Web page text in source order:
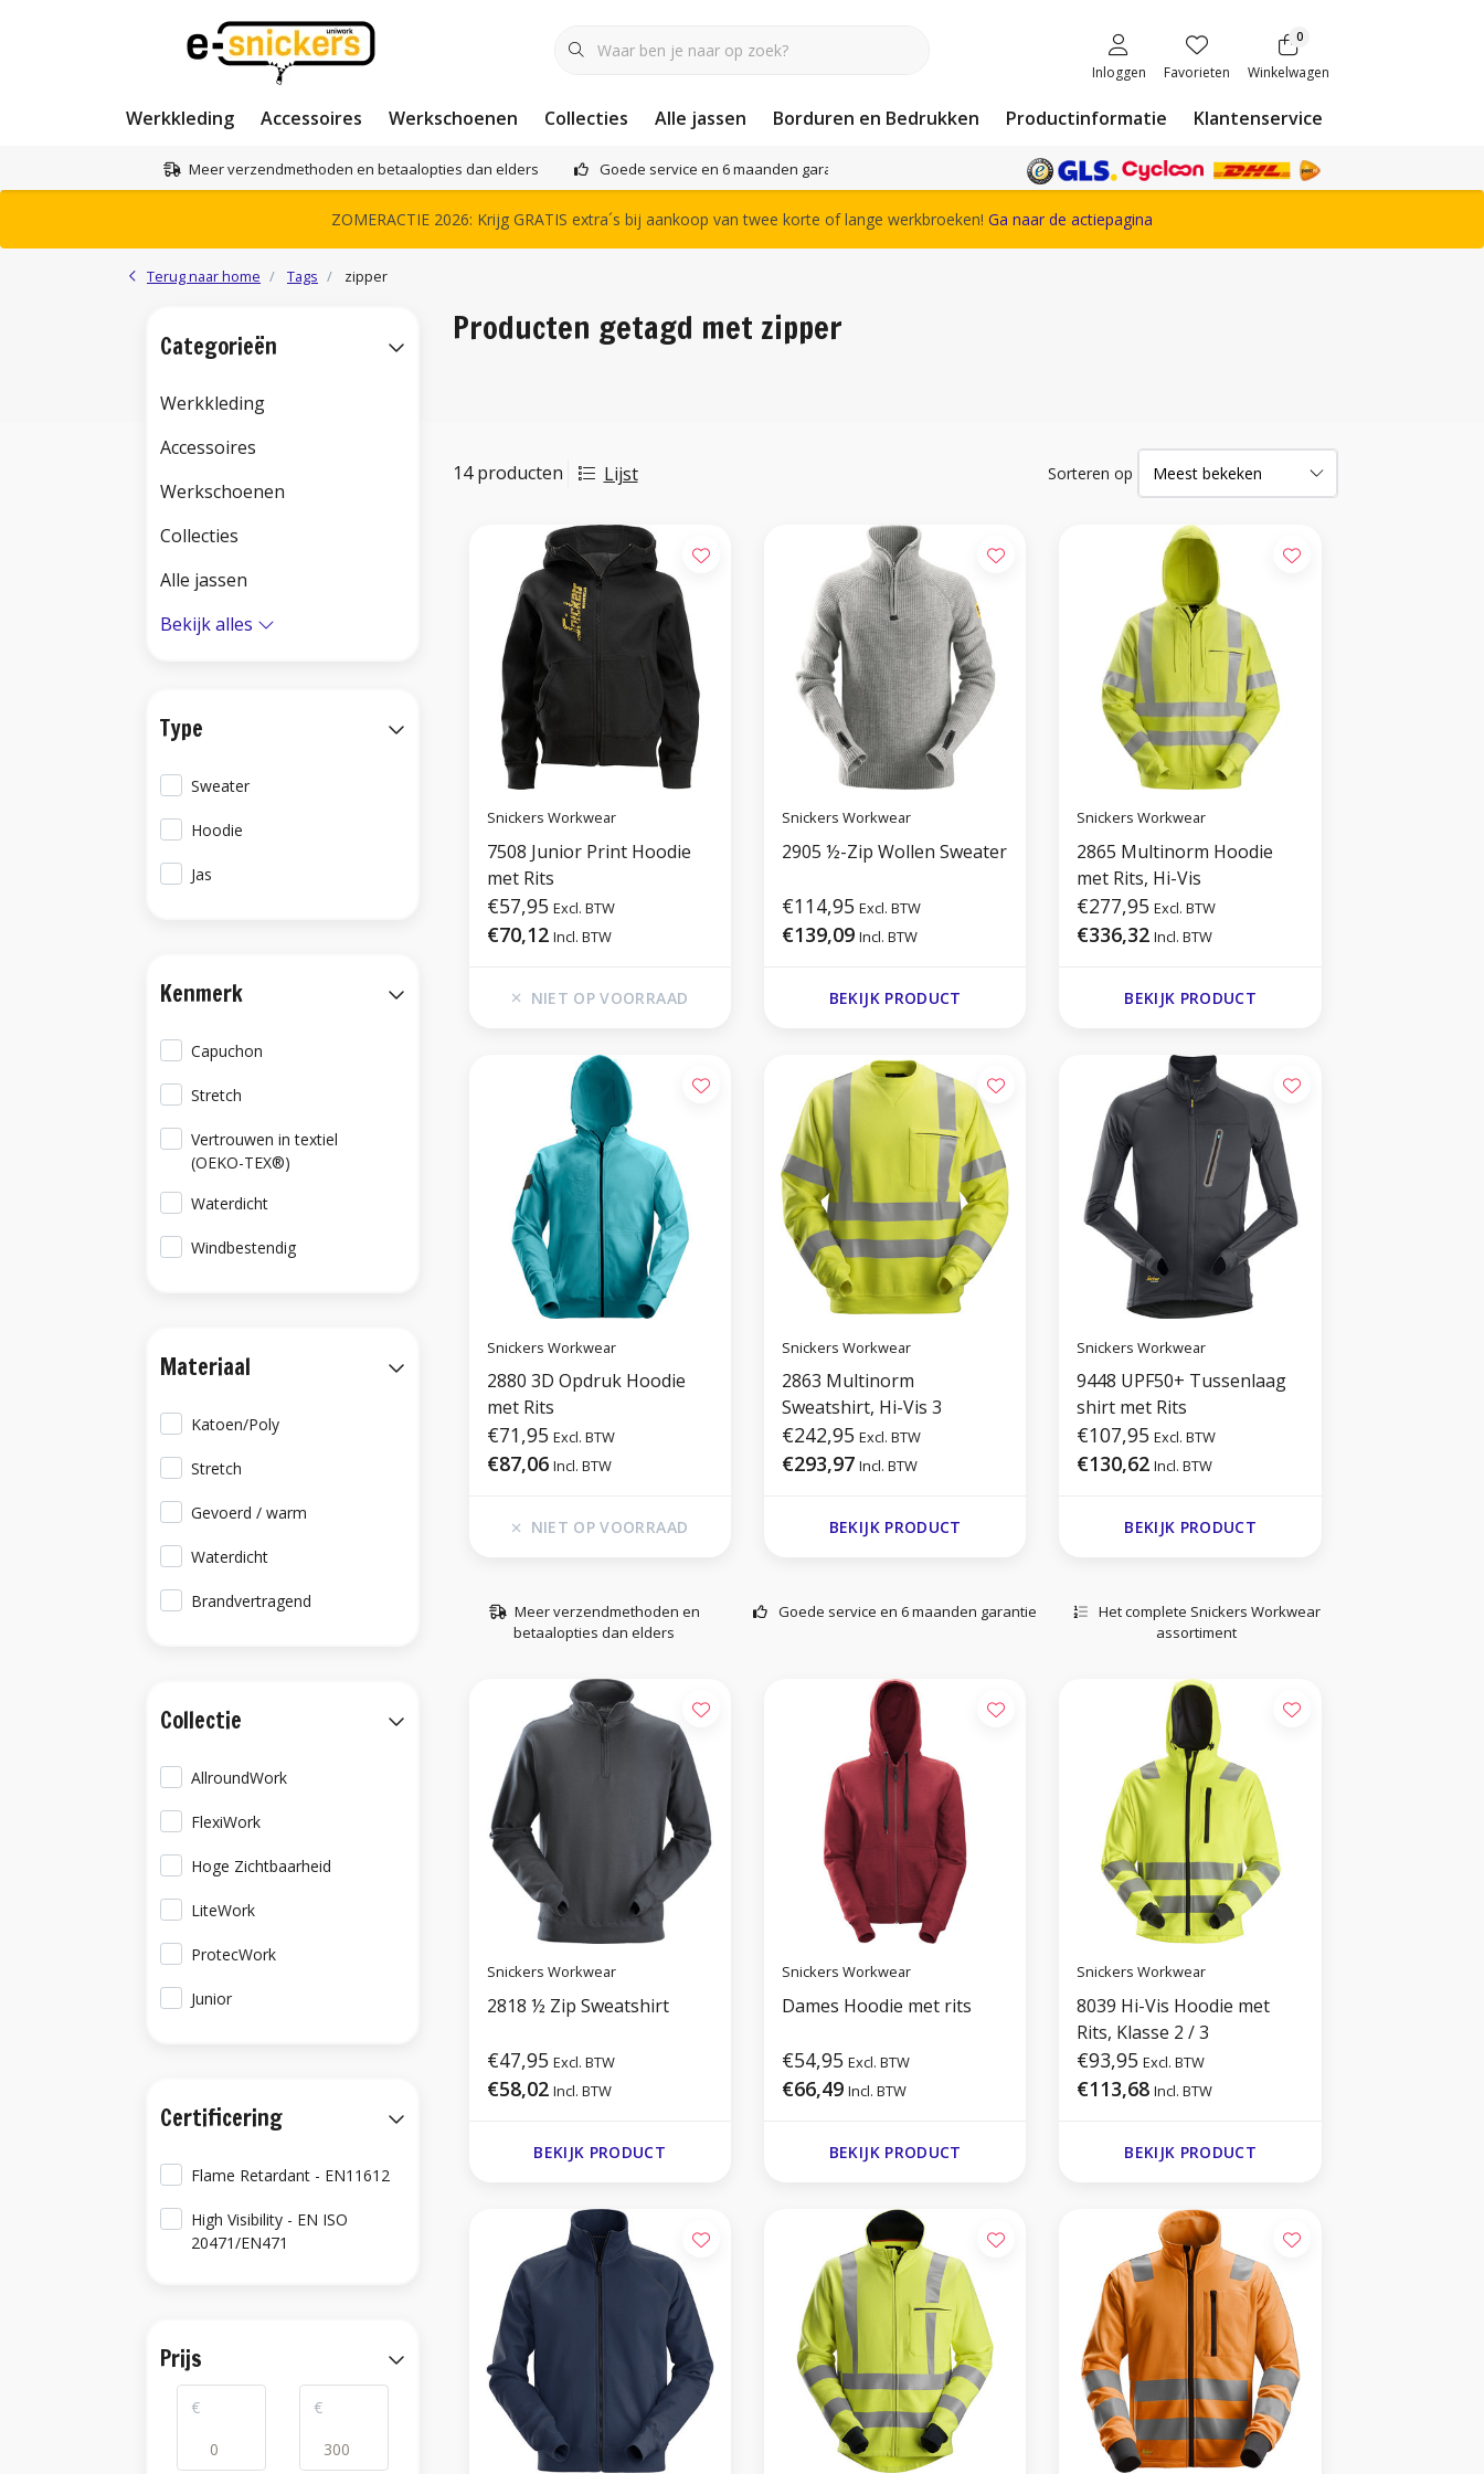
Inloggen Favorieten
0
Winkelwagen
Werkkleding Accessoires Werkschoenen Collecties Alle jassen Borduren en Bedrukken Productinformatie Klantenservice
Meer verzendmethoden en betaalopties dan elders Goede service en 6 maanden garantie Het complete Snickers Workwear assortiment
ZOMERACTIE 2026: Krijg GRATIS extra´s bij aankoop van twee korte of lange werkbroeken! Ga naar de actiepagina
Terug naar home Tags zipper
Producten getagd met zipper
14 producten Lijst Sorteren op
Snickers Workwear
7508 Junior Print Hoodie
met Rits
€57,95 Excl. BTW
€70,12 Incl. BTW
NIET OP VOORRAAD
Snickers Workwear
2905 ½-Zip Wollen Sweater
€114,95 Excl. BTW
€139,09 Incl. BTW
BEKIJK PRODUCT
Snickers Workwear
2865 Multinorm Hoodie
met Rits, Hi-Vis
€277,95 Excl. BTW
€336,32 Incl. BTW
BEKIJK PRODUCT
Snickers Workwear
2880 3D Opdruk Hoodie
met Rits
€71,95 Excl. BTW
€87,06 Incl. BTW
NIET OP VOORRAAD
Snickers Workwear
2863 Multinorm
Sweatshirt, Hi-Vis 3
€242,95 Excl. BTW
€293,97 Incl. BTW
BEKIJK PRODUCT
Snickers Workwear
9448 UPF50+ Tussenlaag
shirt met Rits
€107,95 Excl. BTW
€130,62 Incl. BTW
BEKIJK PRODUCT
Meer verzendmethoden en
betaalopties dan elders
Goede service en 6 maanden garantie
Het complete Snickers Workwear
assortiment
Snickers Workwear
2818 ½ Zip Sweatshirt
€47,95 Excl. BTW
€58,02 Incl. BTW
BEKIJK PRODUCT
Snickers Workwear
Dames Hoodie met rits
€54,95 Excl. BTW
€66,49 Incl. BTW
BEKIJK PRODUCT
Snickers Workwear
8039 Hi-Vis Hoodie met
Rits, Klasse 2 / 3
€93,95 Excl. BTW
€113,68 Incl. BTW
BEKIJK PRODUCT
Categorieën
Werkkleding
Accessoires
Werkschoenen
Collecties
Alle jassen
Bekijk alles
Type
Sweater
Hoodie
Jas
Kenmerk
Capuchon
Stretch
Vertrouwen in textiel
(OEKO-TEX®)
Waterdicht
Windbestendig
Materiaal
Katoen/Poly
Stretch
Gevoerd / warm
Waterdicht
Brandvertragend
Collectie
AllroundWork
FlexiWork
Hoge Zichtbaarheid
LiteWork
ProtecWork
Junior
Certificering
Flame Retardant - EN11612
High Visibility - EN ISO
20471/EN471
Prijs
€ €